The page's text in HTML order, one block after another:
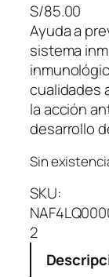
S/85.00
Ayuda a
sistema
cualidades
la acción
desarrollo
Sin
SKU:
2